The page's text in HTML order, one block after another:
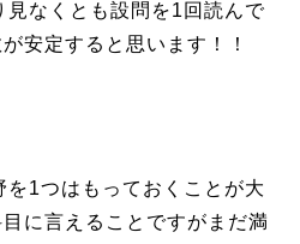
見なくとも設問を1回読んで
安定すると思います！！
1つはもっておくことが大
に言えることですがまだ満